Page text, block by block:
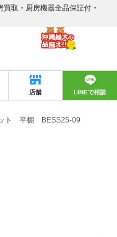
取・厨房機器全品保証付・
店舗 LINEで相談
ット 平棚 BESS25-09